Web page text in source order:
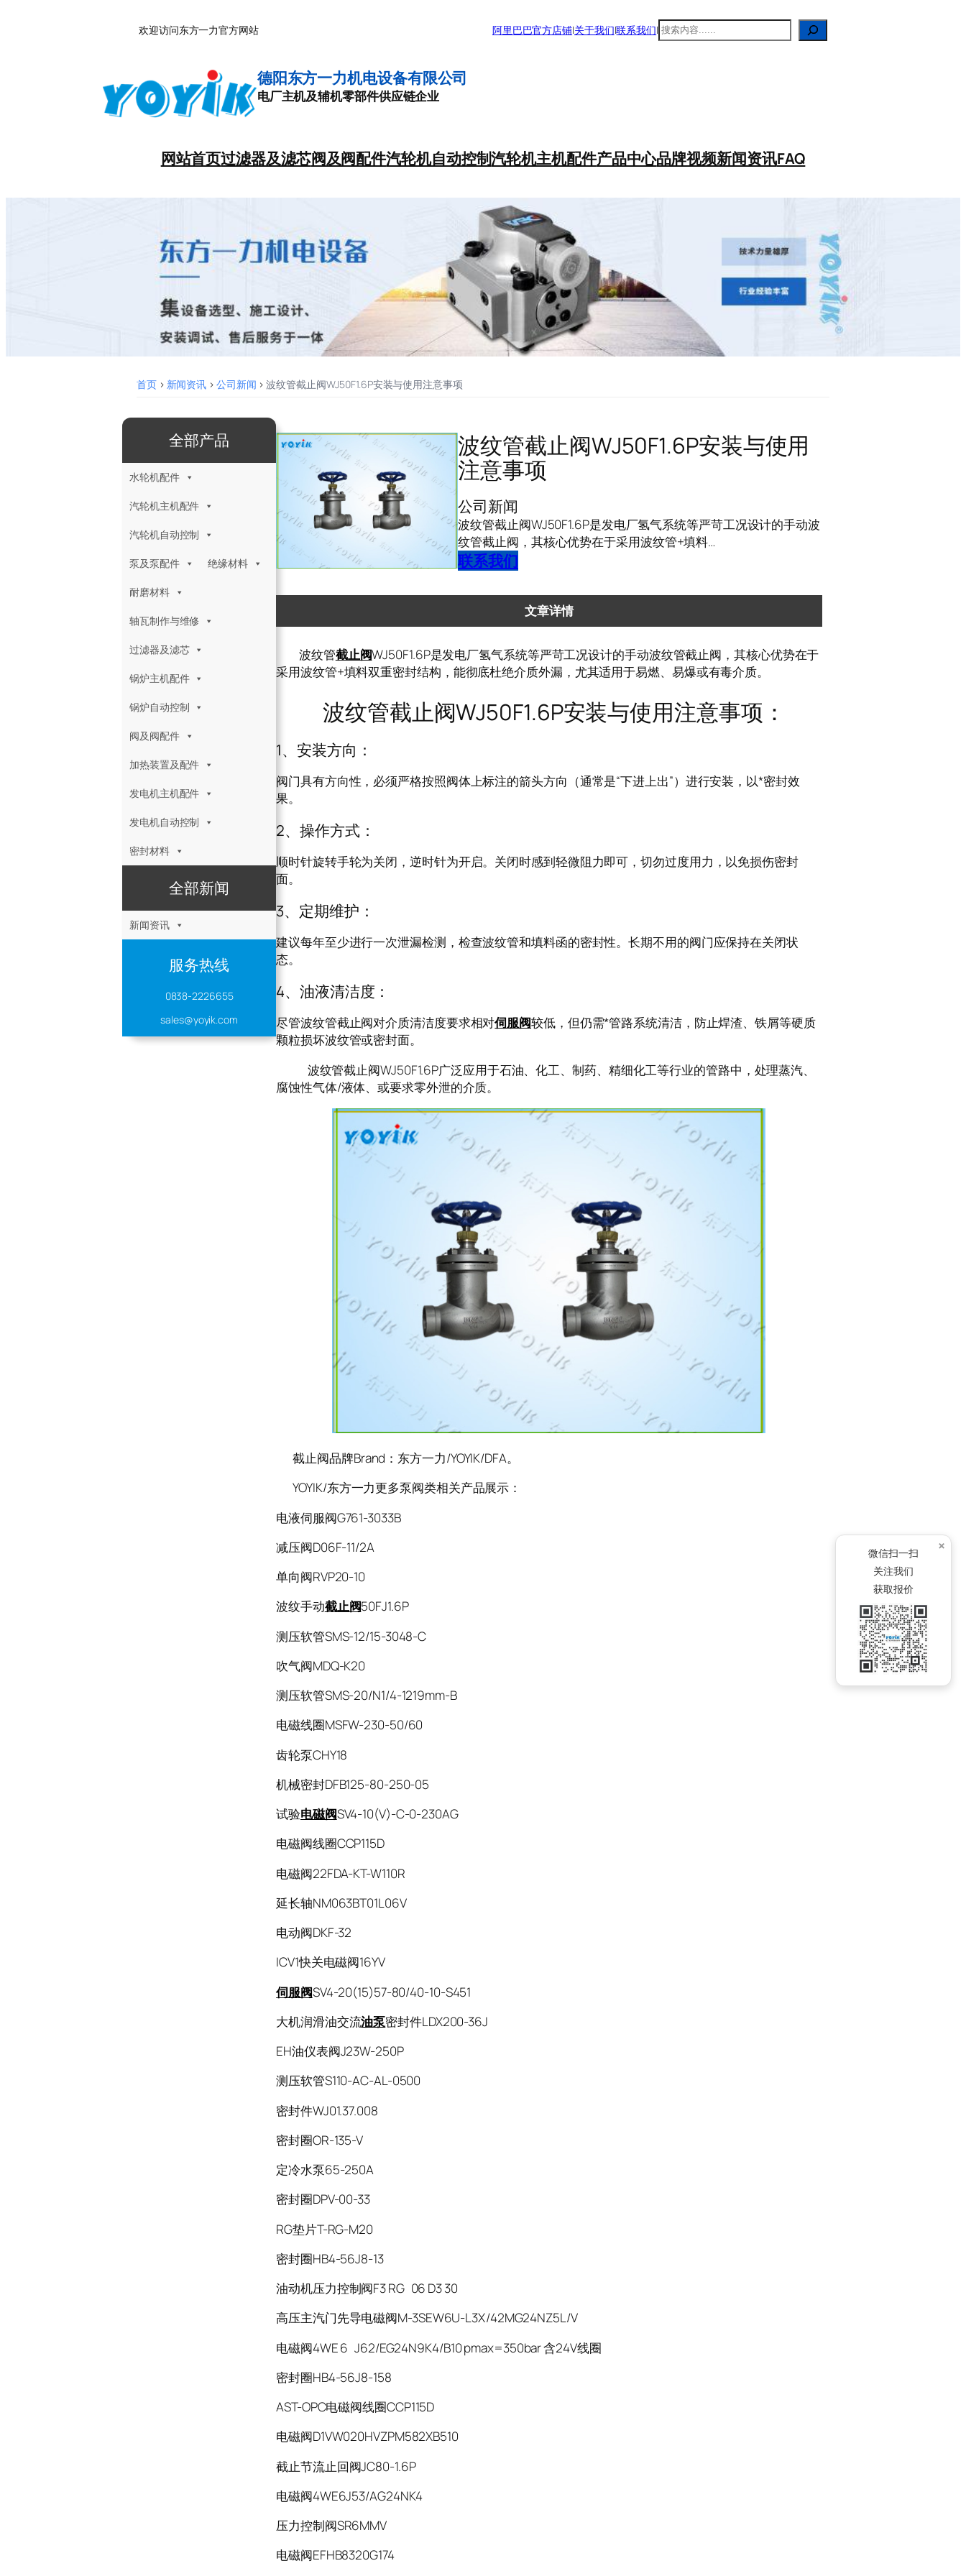
欢迎访问东方一力官方网站 阿里巴巴官方店铺|关于我们|联系我们| 搜
德阳东方一力机电设备有限公司
电厂主机及辅机零部件供应链企业
网站首页过滤器及滤芯阀及阀配件汽轮机自动控制汽轮机主机配件产品中心品牌视频新闻资讯FAQ
首页> 新闻资讯 > 公司新闻 >波纹管截止阀WJ50F1.6P安装与使用注意事项
全部产品
水轮机配件
汽轮机主机配件
汽轮机自动控制
泵及泵配件 绝缘材料
耐磨材料
轴瓦制作与维修
过滤器及滤芯
锅炉主机配件
锅炉自动控制
阀及阀配件
加热装置及配件
发电机主机配件
发电机自动控制
密封材料
全部新闻
新闻资讯
服务热线
0838-2226655
sales@yoyik.com
波纹管截止阀WJ50F1.6P安装与使用
注意事项
公司新闻
波纹管截止阀WJ50F1.6P是发电厂氢气系统等严苛工况设计的手动波
纹管截止阀，其核心优势在于采用波纹管+填料…
联系我们
文章详情
波纹管截止阀WJ50F1.6P是发电厂氢气系统等严苛工况设计的手动波纹管截止阀，其核心优势在于
采用波纹管+填料双重密封结构，能彻底杜绝介质外漏，尤其适用于易燃、易爆或有毒介质。
波纹管截止阀WJ50F1.6P安装与使用注意事项：
1、安装方向：
阀门具有方向性，必须严格按照阀体上标注的箭头方向（通常是“下进上出”）进行安装，以*密封效
果。
2、操作方式：
顺时针旋转手轮为关闭，逆时针为开启。关闭时感到轻微阻力即可，切勿过度用力，以免损伤密封
面。
3、定期维护：
建议每年至少进行一次泄漏检测，检查波纹管和填料函的密封性。长期不用的阀门应保持在关闭状
态。
4、油液清洁度：
尽管波纹管截止阀对介质清洁度要求相对伺服阀较低，但仍需*管路系统清洁，防止焊渣、铁屑等硬质
颗粒损坏波纹管或密封面。
波纹管截止阀WJ50F1.6P广泛应用于石油、化工、制药、精细化工等行业的管路中，处理蒸汽、
腐蚀性气体/液体、或要求零外泄的介质。
截止阀品牌Brand：东方一力/YOYIK/DFA。
YOYIK/东方一力更多泵阀类相关产品展示：
电液伺服阀G761-3033B
减压阀D06F-11/2A
单向阀RVP20-10
波纹手动截止阀50FJ1.6P
测压软管SMS-12/15-3048-C
吹气阀MDQ-K20
测压软管SMS-20/N1/4-1219mm-B
电磁线圈MSFW-230-50/60
齿轮泵CHY18
机械密封DFB125-80-250-05
试验电磁阀SV4-10(V)-C-0-230AG
电磁阀线圈CCP115D
电磁阀22FDA-KT-W110R
延长轴NM063BT01L06V
电动阀DKF-32
ICV1快关电磁阀16YV
伺服阀SV4-20(15)57-80/40-10-S451
大机润滑油交流油泵密封件LDX200-36J
EH油仪表阀J23W-250P
测压软管S110-AC-AL-0500
密封件WJ01.37.008
密封圈OR-135-V
定冷水泵65-250A
密封圈DPV-00-33
RG垫片T-RG-M20
密封圈HB4-56J8-13
油动机压力控制阀F3 RG 06 D3 30
高压主汽门先导电磁阀M-3SEW6U-L3X/42MG24NZ5L/V
电磁阀4WE 6 J62/EG24N9K4/B10 pmax=350bar 含24V线圈
密封圈HB4-56J8-158
AST-OPC电磁阀线圈CCP115D
电磁阀D1VW020HVZPM582XB510
截止节流止回阀JC80-1.6P
电磁阀4WE6J53/AG24NK4
压力控制阀SR6MMV
电磁阀EFHB8320G174
×
微信扫一扫
关注我们
获取报价